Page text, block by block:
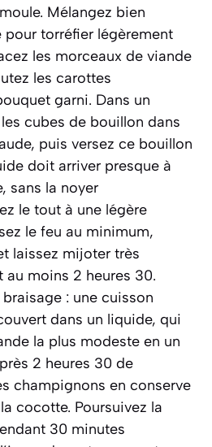
Mélangez bien
pour torréfier légèrement
les morceaux de viande
les carottes
garni. Dans un
cubes de bouillon dans
puis versez ce bouillon
doit arriver presque à
sans la noyer
le tout à une légère
le feu au minimum,
laissez mijoter très
moins 2 heures 30.
: une cuisson
dans un liquide, qui
la plus modeste en un
2 heures 30 de
champignons en conserve
cocotte. Poursuivez la
30 minutes